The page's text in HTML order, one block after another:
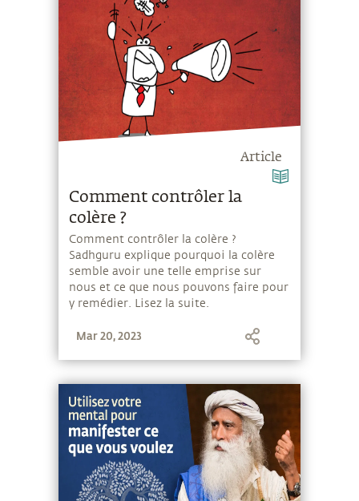
Article
Comment contrôler la
colère ?
Comment contrôler la colère ?
Sadhguru explique pourquoi la colère
semble avoir une telle emprise sur
nous et ce que nous pouvons faire pour
y remédier. Lisez la suite.
Mar 20, 2023